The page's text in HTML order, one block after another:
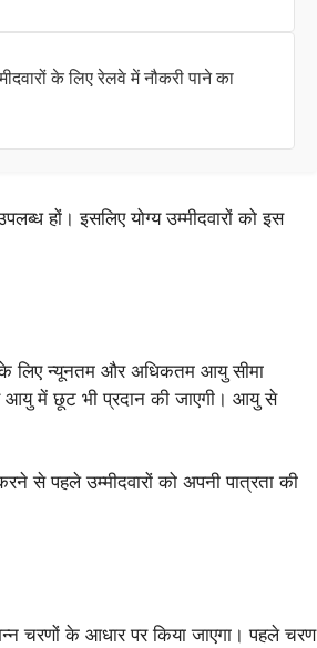
के लिए रेलवे में नौकरी पाने का
हों। इसलिए योग्य उम्मीदवारों को इस
लिए न्यूनतम और अधिकतम आयु सीमा
आयु में छूट भी प्रदान की जाएगी। आयु से
से पहले उम्मीदवारों को अपनी पात्रता की
चरणों के आधार पर किया जाएगा। पहले चरण